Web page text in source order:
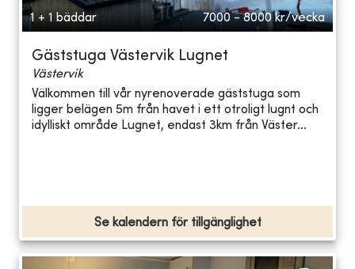
1 + 1 bäddar 7000 - 8000 kr/vecka
Gäststuga Västervik Lugnet
Västervik
Välkommen till vår nyrenoverade gäststuga som
ligger belägen 5m från havet i ett otroligt lugnt och
idylliskt område Lugnet, endast 3km från Väster...
Se kalendern för tillgänglighet